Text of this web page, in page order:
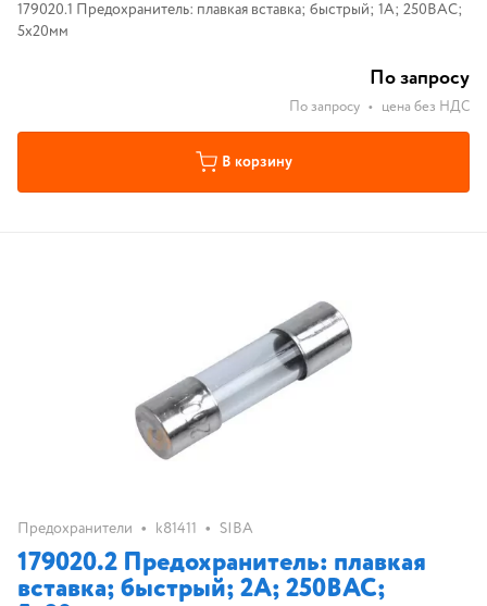
179020.1 Предохранитель: плавкая вставка; быстрый; 1А; 250ВAC;
5x20мм
По запросу
По запросу • цена без НДС
В корзину
Предохранители • k81411 • SIBA
179020.2 Предохранитель: плавкая
вставка; быстрый; 2А; 250ВAC;